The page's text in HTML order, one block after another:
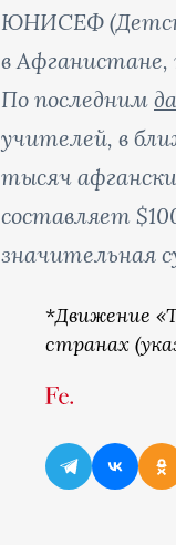
ЮНИСЕФ
в Афганистане,
По последним
учителей, в
тысяч
составляет
значительная
*Движение
странах